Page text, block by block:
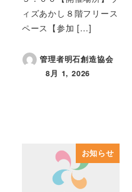
ィズあかし８階フリース
ペース【参加 […]
管理者明石創造協会
投稿日
8月 1, 2026
お知らせ